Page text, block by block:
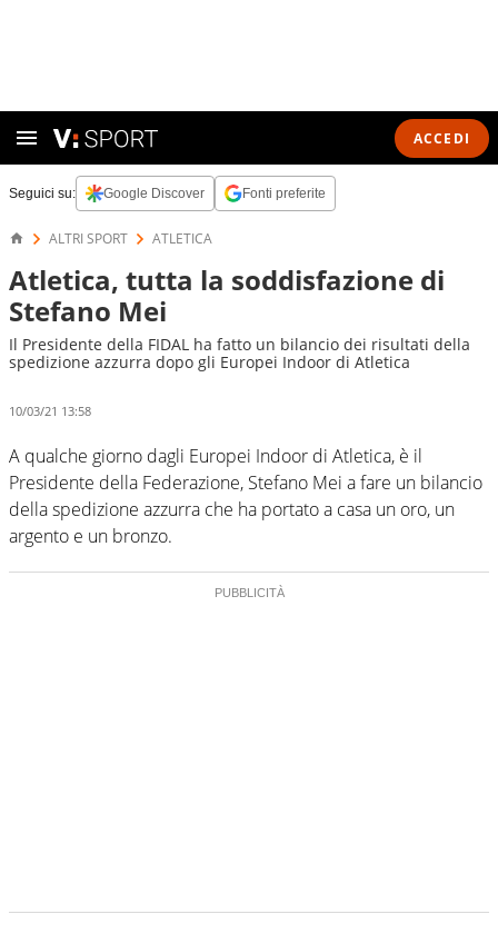
ACCEDI
Seguici su: Google Discover Fonti preferite
ALTRI SPORT ATLETICA
Atletica, tutta la soddisfazione di
Stefano Mei
Il Presidente della FIDAL ha fatto un bilancio dei risultati della
spedizione azzurra dopo gli Europei Indoor di Atletica
10/03/21 13:58
A qualche giorno dagli Europei Indoor di Atletica, è il
Presidente della Federazione, Stefano Mei a fare un bilancio
della spedizione azzurra che ha portato a casa un oro, un
argento e un bronzo.